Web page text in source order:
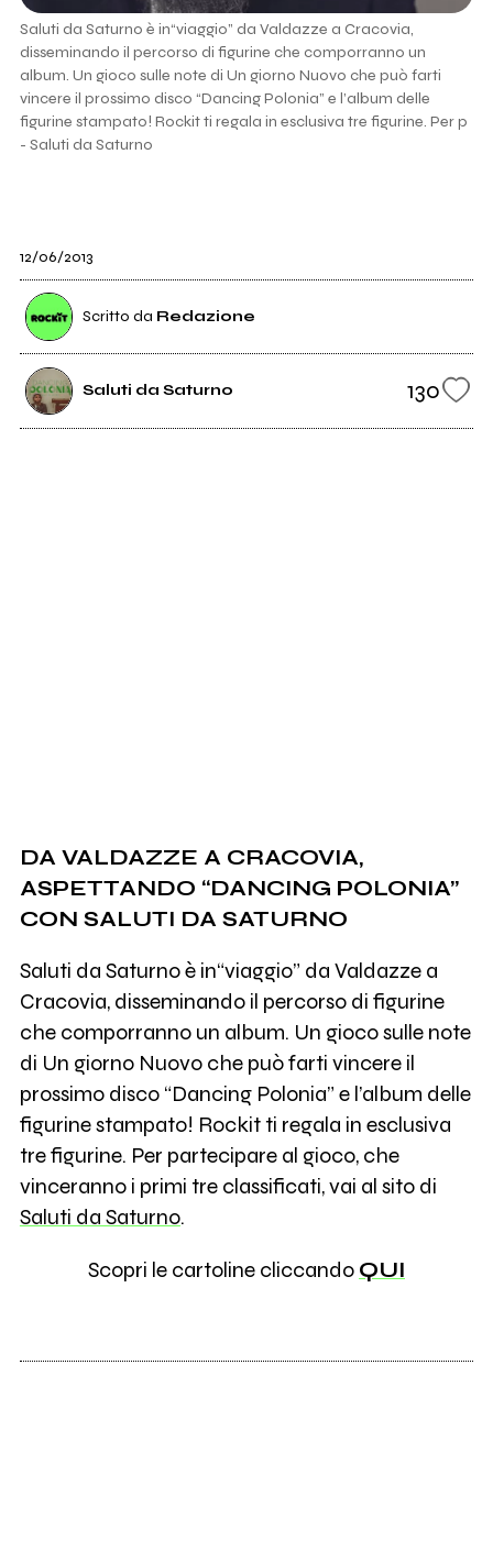
Saluti da Saturno è in“viaggio” da Valdazze a Cracovia,
disseminando il percorso di figurine che comporranno un
album. Un gioco sulle note di Un giorno Nuovo che può farti
vincere il prossimo disco “Dancing Polonia” e l’album delle
figurine stampato! Rockit ti regala in esclusiva tre figurine. Per p
- Saluti da Saturno
12/06/2013
Scritto da Redazione
Saluti da Saturno 130
DA VALDAZZE A CRACOVIA,
ASPETTANDO “DANCING POLONIA”
CON SALUTI DA SATURNO
Saluti da Saturno è in“viaggio” da Valdazze a
Cracovia, disseminando il percorso di figurine
che comporranno un album. Un gioco sulle note
di Un giorno Nuovo che può farti vincere il
prossimo disco “Dancing Polonia” e l’album delle
figurine stampato! Rockit ti regala in esclusiva
tre figurine. Per partecipare al gioco, che
vinceranno i primi tre classificati, vai al sito di
Saluti da Saturno.
Scopri le cartoline cliccando QUI